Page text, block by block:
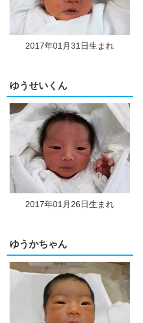
2017年01月31日生まれ
ゆうせいくん
2017年01月26日生まれ
ゆうかちゃん